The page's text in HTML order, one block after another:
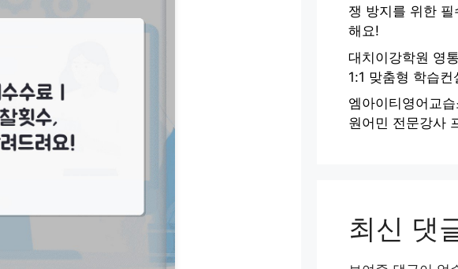
쟁 방지를 위한
해요!
대치이강학원 영
1:1 맞춤형 학습
엠아이티영어교
원어민 전문강사
최신 댓